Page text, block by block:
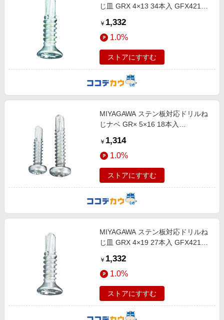
じ皿 GRX 4×13 34本入 GFX4213-
￥ 1,332
1.0%
ストアにすすむ
MIYAGAWA ステン板対応ドリルね
じナベ GR× 5×16 18本入
￥ 1,314
1.0%
ストアにすすむ
MIYAGAWA ステン板対応ドリルね
じ皿 GRX 4×19 27本入 GFX4219-
￥ 1,332
1.0%
ストアにすすむ